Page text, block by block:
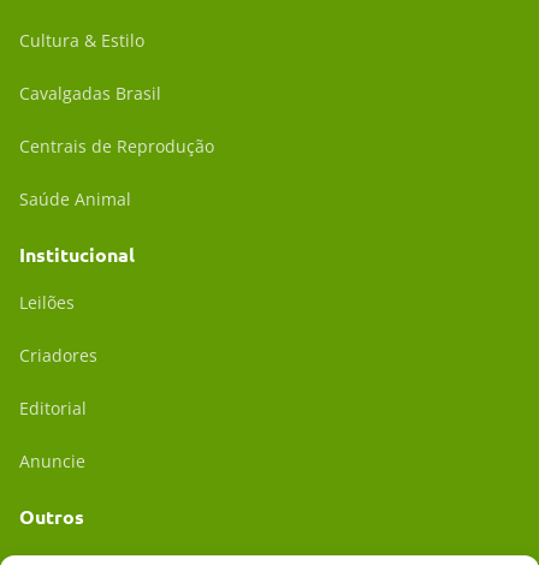
Cultura & Estilo
Cavalgadas Brasil
Centrais de Reprodução
Saúde Animal
Institucional
Leilões
Criadores
Editorial
Anuncie
Outros